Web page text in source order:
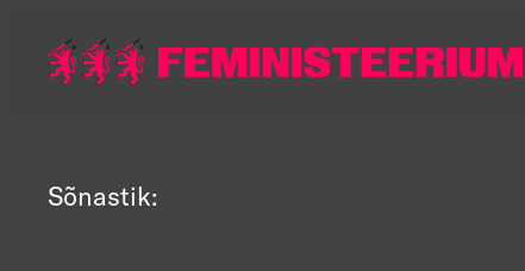
juurde
Sõnastik: